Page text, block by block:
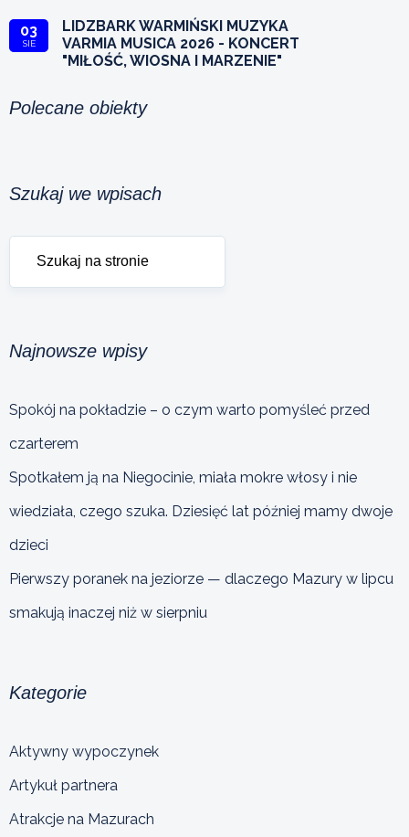
03
SIE
LIDZBARK WARMIŃSKI MUZYKA
VARMIA MUSICA 2026 - KONCERT
"MIŁOŚĆ, WIOSNA I MARZENIE"
Polecane obiekty
Szukaj we wpisach
Najnowsze wpisy
Spokój na pokładzie – o czym warto pomyśleć przed
czarterem
Spotkałem ją na Niegocinie, miała mokre włosy i nie
wiedziała, czego szuka. Dziesięć lat później mamy dwoje
dzieci
Pierwszy poranek na jeziorze — dlaczego Mazury w lipcu
smakują inaczej niż w sierpniu
Kategorie
Aktywny wypoczynek
Artykuł partnera
Atrakcje na Mazurach